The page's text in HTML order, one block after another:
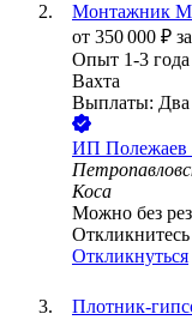
Монтажник
от 350 000 ₽
Опыт 1-3 года
Вахта
Выплаты: Два
ИП Полежаев
Коса
Можно без
Откликнуться
Плотник-